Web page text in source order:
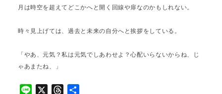
月は時空を超えてどこかへと開く回線や扉なのかもしれない。
時々見上げては、過去と未来の自分へと挨拶をしている。
「やあ、元気？私は元気でしあわせよ？心配いらないからね、じ
ゃあまたね、」